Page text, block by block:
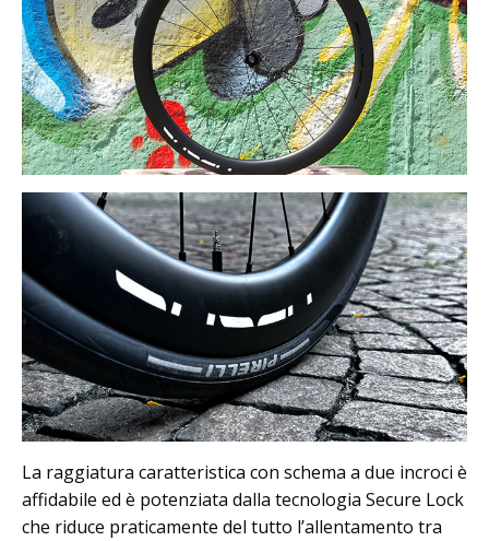
La raggiatura caratteristica con schema a due incroci è
affidabile ed è potenziata dalla tecnologia Secure Lock
che riduce praticamente del tutto l’allentamento tra